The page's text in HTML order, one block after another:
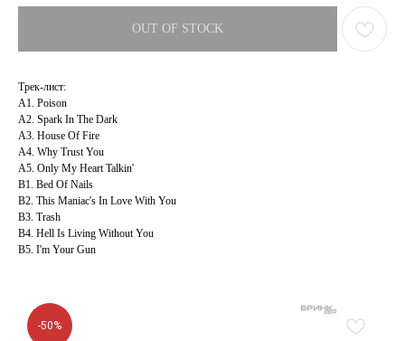
OUT OF STOCK
Трек-лист:
A1. Poison
A2. Spark In The Dark
A3. House Of Fire
A4. Why Trust You
A5. Only My Heart Talkin'
B1. Bed Of Nails
B2. This Maniac's In Love With You
B3. Trash
B4. Hell Is Living Without You
B5. I'm Your Gun
-50%